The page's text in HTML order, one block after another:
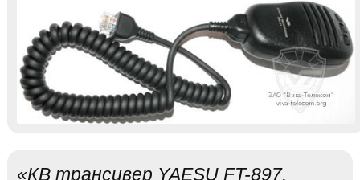
«КВ трансивер YAESU FT-897.